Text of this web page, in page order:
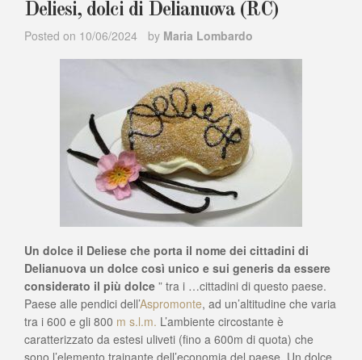
Deliesi, dolci di Delianuova (RC)
Posted on 10/06/2024 by Maria Lombardo
Un dolce il Deliese che porta il nome dei cittadini di
Delianuova un dolce così unico e sui generis da essere
considerato il più dolce ” tra i …cittadini di questo paese.
Paese alle pendici dell’Aspromonte, ad un’altitudine che varia
tra i 600 e gli 800 m s.l.m. L’ambiente circostante è
caratterizzato da estesi uliveti (fino a 600m di quota) che